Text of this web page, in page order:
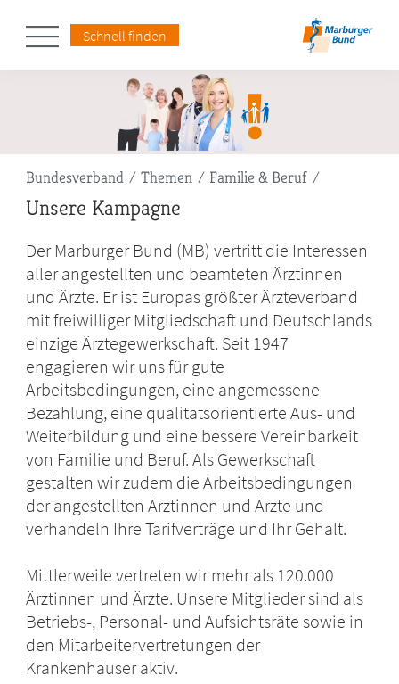
Schnell finden
Pfadnavigation
Bundesverband Themen Familie & Beruf
Unsere Kampagne
Der Marburger Bund (MB) vertritt die Interessen
aller angestellten und beamteten Ärztinnen
und Ärzte. Er ist Europas größter Ärzteverband
mit freiwilliger Mitgliedschaft und Deutschlands
einzige Ärztegewerkschaft. Seit 1947
engagieren wir uns für gute
Arbeitsbedingungen, eine angemessene
Bezahlung, eine qualitätsorientierte Aus- und
Weiterbildung und eine bessere Vereinbarkeit
von Familie und Beruf. Als Gewerkschaft
gestalten wir zudem die Arbeitsbedingungen
der angestellten Ärztinnen und Ärzte und
verhandeln Ihre Tarifverträge und Ihr Gehalt.
Mittlerweile vertreten wir mehr als 120.000
Ärztinnen und Ärzte. Unsere Mitglieder sind als
Betriebs-, Personal- und Aufsichtsräte sowie in
den Mitarbeitervertretungen der
Krankenhäuser aktiv.